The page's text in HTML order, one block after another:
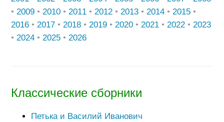
• 2009 • 2010 • 2011 • 2012 • 2013 • 2014 • 2015 •
2016 • 2017 • 2018 • 2019 • 2020 • 2021 • 2022 • 2023
• 2024 • 2025 • 2026
Классические сборники
Петька и Василий Иванович